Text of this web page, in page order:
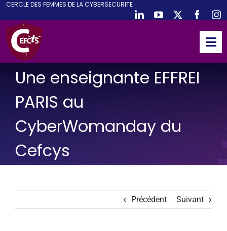
Passer
au
contenu
CERCLE DES FEMMES DE LACYBERSECURITE
ACCUEIL
CEFCYS
ACTIVITES
EVENEMENTS
PUBLICATIONS
PODCAST
PARTENAIRES
Une enseignante EFFREI
PARIS au
CyberWomanday du
Cefcys
Précédent Suivant